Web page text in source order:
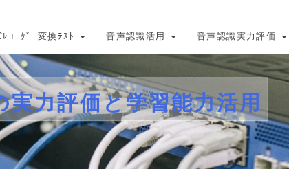
ﾚｺｰﾀﾞｰ変換ﾃｽﾄ 音声認識活用 音声認識実力評価
力評価と学習能力活用